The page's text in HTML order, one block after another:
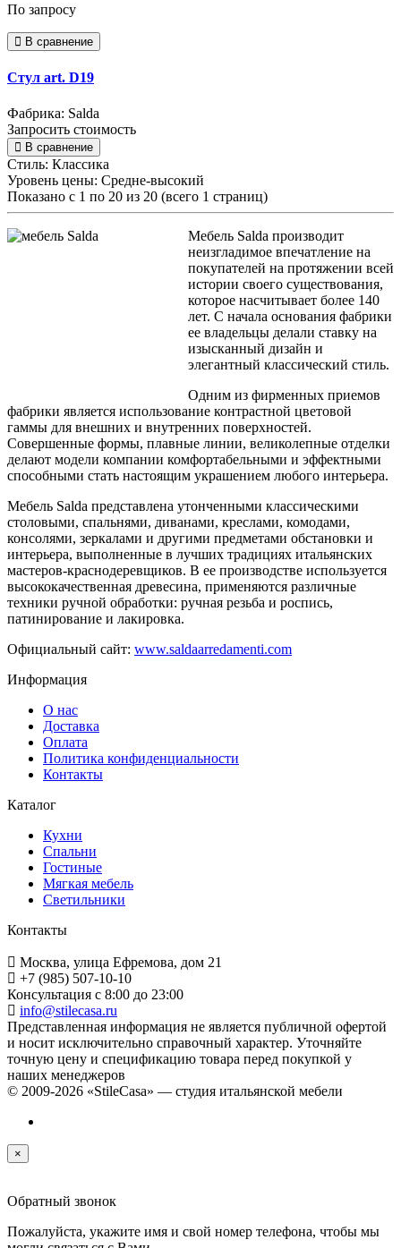
По запросу
В сравнение
Стул art. D19
Фабрика: Salda
Запросить стоимость
В сравнение
Стиль: Классика
Уровень цены: Средне-высокий
Показано с 1 по 20 из 20 (всего 1 страниц)
Мебель Salda производит
неизгладимое впечатление на
покупателей на протяжении всей
истории своего существования,
которое насчитывает более 140
лет. С начала основания фабрики
ее владельцы делали ставку на
изысканный дизайн и
элегантный классический стиль.
Одним из фирменных приемов
фабрики является использование контрастной цветовой
гаммы для внешних и внутренних поверхностей.
Совершенные формы, плавные линии, великолепные отделки
делают модели компании комфортабельными и эффектными
способными стать настоящим украшением любого интерьера.
Мебель Salda представлена утонченными классическими
столовыми, спальнями, диванами, креслами, комодами,
консолями, зеркалами и другими предметами обстановки и
интерьера, выполненные в лучших традициях итальянских
мастеров-краснодеревщиков. В ее производстве используется
высококачественная древесина, применяются различные
техники ручной обработки: ручная резьба и роспись,
патинирование и лакировка.
Официальный сайт: www.saldaarredamenti.com
Информация
О нас
Доставка
Оплата
Политика конфиденциальности
Контакты
Каталог
Кухни
Спальни
Гостиные
Мягкая мебель
Светильники
Контакты
Москва, улица Ефремова, дом 21
+7 (985) 507-10-10
Консультация с 8:00 до 23:00
info@stilecasa.ru
Представленная информация не является публичной офертой
и носит исключительно справочный характер. Уточняйте
точную цену и спецификацию товара перед покупкой у
наших менеджеров
© 2009-2026 «StileCasa» — студия итальянской мебели
×
Обратный звонок
Пожалуйста, укажите имя и свой номер телефона, чтобы мы